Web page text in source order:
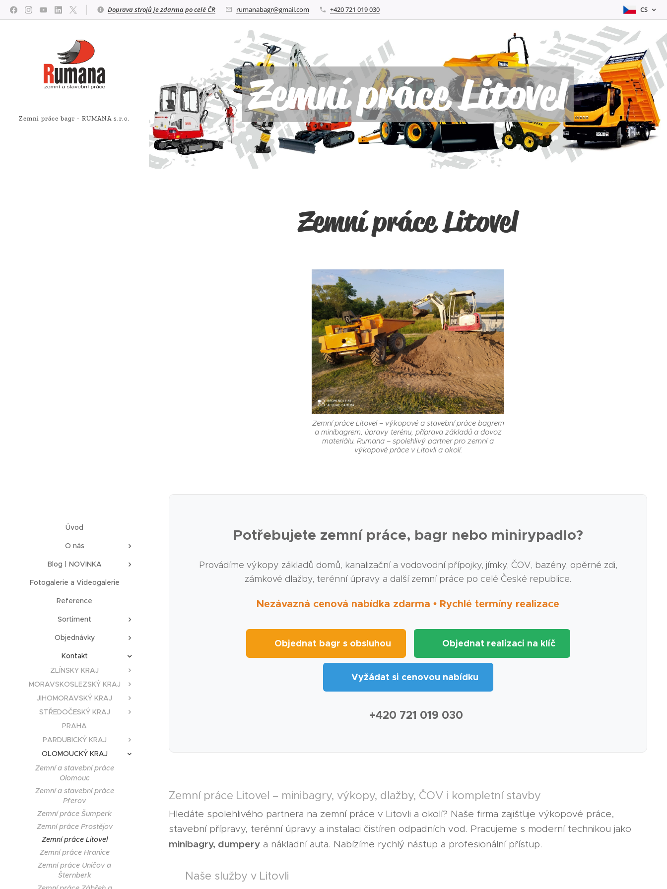
Doprava strojů je zdarma po celé ČR rumanabagr@gmail.com +420 721 019 030 CS
Zemní práce bagr - RUMANA s.r.o.
Úvod
O nás
Blog | NOVINKA
Fotogalerie a Videogalerie
Reference
Sortiment
Objednávky
Kontakt
ZLÍNSKY KRAJ
MORAVSKOSLEZSKÝ KRAJ
JIHOMORAVSKÝ KRAJ
STŘEDOČESKÝ KRAJ
PRAHA
PARDUBICKÝ KRAJ
OLOMOUCKÝ KRAJ
Zemní a stavební práce
Olomouc
Zemní a stavební práce
Přerov
Zemní práce Šumperk
Zemní práce Prostějov
Zemní práce Litovel
Zemní práce Hranice
Zemní práce Uničov a
Šternberk
Zemní práce Litovel
Zemní práce Litovel
Zemní práce Litovel – výkopové a stavební práce bagrem
a minibagrem, úpravy terénu, příprava základů a dovoz
materiálu. Rumana – spolehlivý partner pro zemní a
výkopové práce v Litovli a okolí.
Potřebujete zemní práce, bagr nebo minirypadlo?
Provádíme výkopy základů domů, kanalizační a vodovodní přípojky, jímky, ČOV, bazény, opěrné zdi,
zámkové dlažby, terénní úpravy a další zemní práce po celé České republice.
Nezávazná cenová nabídka zdarma • Rychlé termíny realizace
🚜 Objednat bagr s obsluhou 🏗️ Objednat realizaci na klíč
📋 Vyžádat si cenovou nabídku
📞 +420 721 019 030
Zemní práce Litovel – minibagry, výkopy, dlažby, ČOV i kompletní stavby
Hledáte spolehlivého partnera na zemní práce v Litovli a okolí? Naše firma zajišťuje výkopové práce,
stavební přípravy, terénní úpravy a instalaci čistíren odpadních vod. Pracujeme s moderní technikou jako
minibagry, dumpery a nákladní auta. Nabízíme rychlý nástup a profesionální přístup.
✅ Naše služby v Litovli